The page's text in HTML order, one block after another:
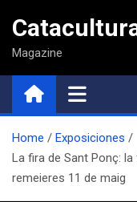
contenido
Magazine
Home
Exposiciones
La fira de Sant Ponç:
remeieres 11 de maig